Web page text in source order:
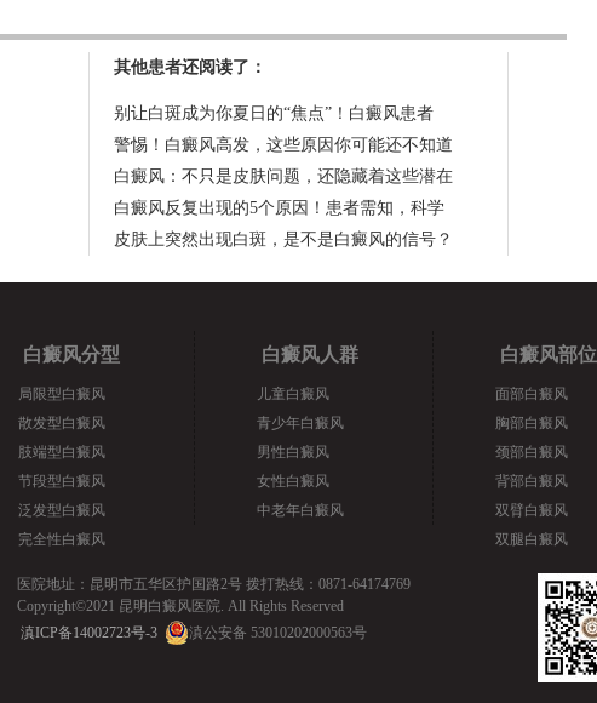
其他患者还阅读了：
别让白斑成为你夏日的“焦点”！白癜风患者
警惕！白癜风高发，这些原因你可能还不知道
白癜风：不只是皮肤问题，还隐藏着这些潜在
白癜风反复出现的5个原因！患者需知，科学
皮肤上突然出现白斑，是不是白癜风的信号？
白癜风分型
局限型白癜风
散发型白癜风
肢端型白癜风
节段型白癜风
泛发型白癜风
完全性白癜风
白癜风人群
儿童白癜风
青少年白癜风
男性白癜风
女性白癜风
中老年白癜风
白癜风部位
面部白癜风
胸部白癜风
颈部白癜风
背部白癜风
双臂白癜风
双腿白癜风
医院地址：昆明市五华区护国路2号 拨打热线：0871-64174769
Copyright©2021 昆明白癜风医院. All Rights Reserved
滇ICP备14002723号-3
滇公安备 53010202000563号